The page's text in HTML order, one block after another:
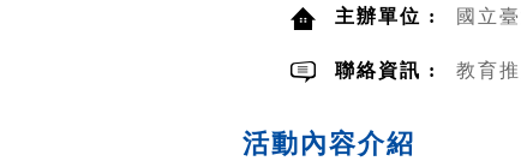
主辦單位 : 國立
聯絡資訊 : 教育
活動內容介紹